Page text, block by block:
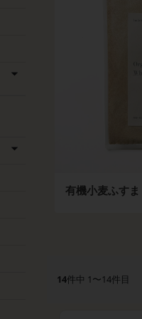
有機小麦ふすま
14件中 1〜14件目